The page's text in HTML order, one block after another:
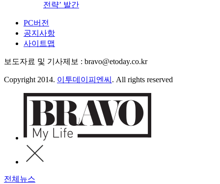
전략’ 발간
PC버전
공지사항
사이트맵
보도자료 및 기사제보 : bravo@etoday.co.kr
Copyright 2014. 이투데이피엔씨 . All rights reserved
전체뉴스